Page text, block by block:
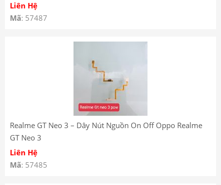
Liên Hệ
Mã: 57487
Realme GT Neo 3 – Dây Nút Nguồn On Off Oppo Realme
GT Neo 3
Liên Hệ
Mã: 57485